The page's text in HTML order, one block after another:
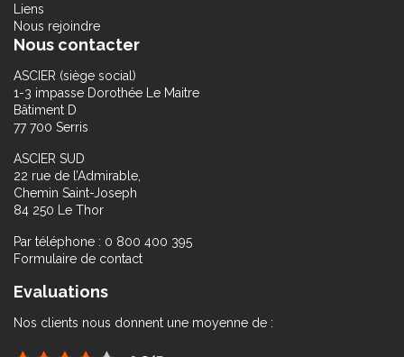
Liens
Nous rejoindre
Nous contacter
ASCIER (siège social)
1-3 impasse Dorothée Le Maitre
Bâtiment D
77 700 Serris
ASCIER SUD
22 rue de l’Admirable,
Chemin Saint-Joseph
84 250 Le Thor
Par téléphone : 0 800 400 395
Formulaire de contact
Evaluations
Nos clients nous donnent une moyenne de :